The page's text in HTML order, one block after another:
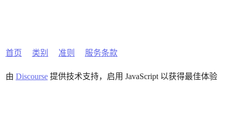
首页 类别 准则 服务条款
由 Discourse提供技术支持，启用 JavaScript 以获得最佳体验